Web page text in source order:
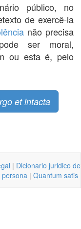
público, no
de exercê-la
não precisa
ser moral,
ou esta é, pelo
et intacta
| Dicionario juridico de
| Quantum satis